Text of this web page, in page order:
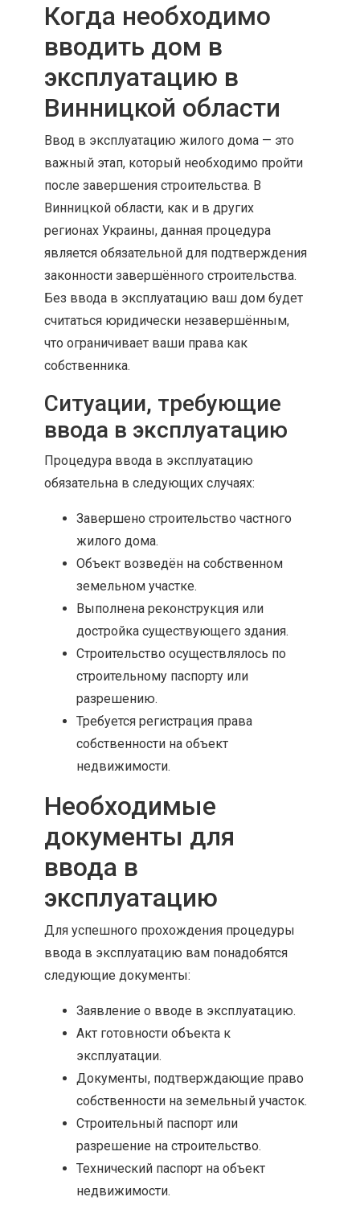
Когда необходимо
вводить дом в
эксплуатацию в
Винницкой области
Ввод в эксплуатацию жилого дома — это
важный этап, который необходимо пройти
после завершения строительства. В
Винницкой области, как и в других
регионах Украины, данная процедура
является обязательной для подтверждения
законности завершённого строительства.
Без ввода в эксплуатацию ваш дом будет
считаться юридически незавершённым,
что ограничивает ваши права как
собственника.
Ситуации, требующие
ввода в эксплуатацию
Процедура ввода в эксплуатацию
обязательна в следующих случаях:
Завершено строительство частного
жилого дома.
Объект возведён на собственном
земельном участке.
Выполнена реконструкция или
достройка существующего здания.
Строительство осуществлялось по
строительному паспорту или
разрешению.
Требуется регистрация права
собственности на объект
недвижимости.
Необходимые
документы для
ввода в
эксплуатацию
Для успешного прохождения процедуры
ввода в эксплуатацию вам понадобятся
следующие документы:
Заявление о вводе в эксплуатацию.
Акт готовности объекта к
эксплуатации.
Документы, подтверждающие право
собственности на земельный участок.
Строительный паспорт или
разрешение на строительство.
Технический паспорт на объект
недвижимости.